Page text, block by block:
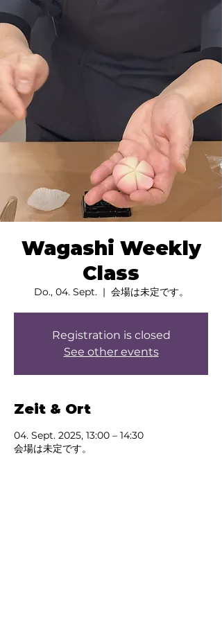
Wagashi Weekly
Class
Do., 04. Sept.
  |
会場は未定です。
Registration is closed
See other events
Zeit & Ort
04. Sept. 2025, 13:00 – 14:30
会場は未定です。